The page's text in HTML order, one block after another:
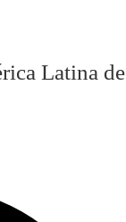
Latina de